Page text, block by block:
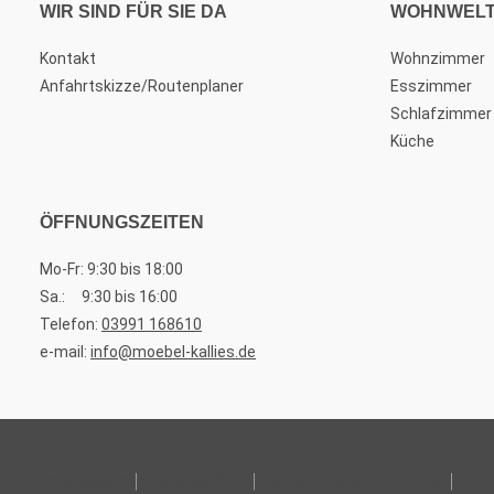
WIR SIND FÜR SIE DA
Kontakt
Anfahrtskizze/Routenplaner
Wohnzimmer
Esszimmer
Schlafzimmer
Küche
ÖFFNUNGSZEITEN
Mo-Fr: 9:30 bis 18:00
Sa.: 9:30 bis 16:00
Telefon: 03991 168610
e-mail: info@moebel-kallies.de